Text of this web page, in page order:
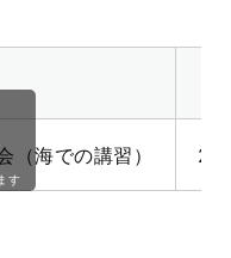
（海での講習）
す